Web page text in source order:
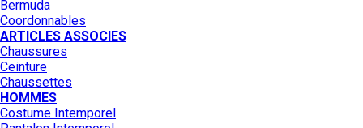
Bermuda
Coordonnables
ARTICLES ASSOCIES
Chaussures
Ceinture
Chaussettes
HOMMES
Costume Intemporel